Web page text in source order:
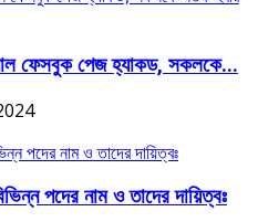
ফেসবুক পেজ হ্যাকড, সকলকে...
পদের নাম ও তাদের দায়িত্বঃ